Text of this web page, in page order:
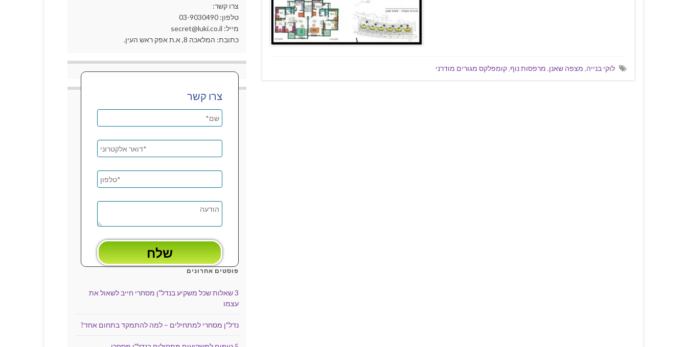
לוקי בנייה, מצפה שאנן, מרפסות נוף,קומפלקס מגורים מודרני
צרו קשר:
טלפון: 03-9030490
מייל: secret@luki.co.il
כתובת: המלאכה 8, א.ת אפק ראש העין.
צרו קשר
פוסטים אחרונים
3 שאלות שכל משקיע בנדל"ן מסחרי חייב לשאול את
עצמו
נדל"ן מסחרי למתחילים – למה להתמקד בתחום אחד?